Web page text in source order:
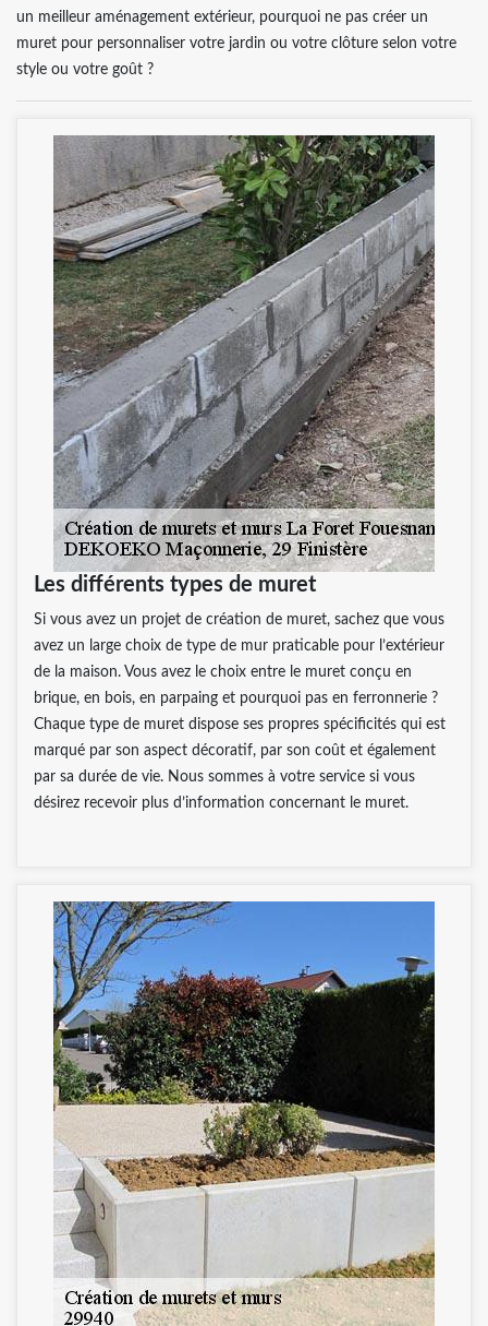
un meilleur aménagement extérieur, pourquoi ne pas créer un
muret pour personnaliser votre jardin ou votre clôture selon votre
style ou votre goût ?
Les différents types de muret
Si vous avez un projet de création de muret, sachez que vous
avez un large choix de type de mur praticable pour l’extérieur
de la maison. Vous avez le choix entre le muret conçu en
brique, en bois, en parpaing et pourquoi pas en ferronnerie ?
Chaque type de muret dispose ses propres spécificités qui est
marqué par son aspect décoratif, par son coût et également
par sa durée de vie. Nous sommes à votre service si vous
désirez recevoir plus d’information concernant le muret.